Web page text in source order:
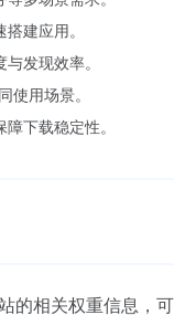
建应用。
发现效率。
使用场景。
下载稳定性。
的相关权重信息，